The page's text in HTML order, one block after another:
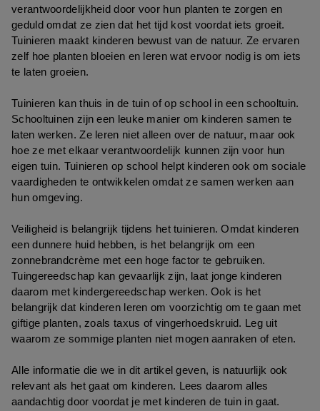
verantwoordelijkheid door voor hun planten te zorgen en
geduld omdat ze zien dat het tijd kost voordat iets groeit.
Tuinieren maakt kinderen bewust van de natuur. Ze ervaren
zelf hoe planten bloeien en leren wat ervoor nodig is om iets
te laten groeien.
Tuinieren kan thuis in de tuin of op school in een schooltuin.
Schooltuinen zijn een leuke manier om kinderen samen te
laten werken. Ze leren niet alleen over de natuur, maar ook
hoe ze met elkaar verantwoordelijk kunnen zijn voor hun
eigen tuin. Tuinieren op school helpt kinderen ook om sociale
vaardigheden te ontwikkelen omdat ze samen werken aan
hun omgeving.
Veiligheid is belangrijk tijdens het tuinieren. Omdat kinderen
een dunnere huid hebben, is het belangrijk om een
zonnebrandcrème met een hoge factor te gebruiken.
Tuingereedschap kan gevaarlijk zijn, laat jonge kinderen
daarom met kindergereedschap werken. Ook is het
belangrijk dat kinderen leren om voorzichtig om te gaan met
giftige planten, zoals taxus of vingerhoedskruid. Leg uit
waarom ze sommige planten niet mogen aanraken of eten.
Alle informatie die we in dit artikel geven, is natuurlijk ook
relevant als het gaat om kinderen. Lees daarom alles
aandachtig door voordat je met kinderen de tuin in gaat.